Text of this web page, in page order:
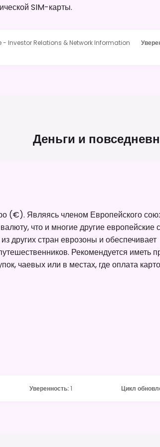
SIM-карты.
- Investor Relations & Network Information
Деньги и
(€). Являясь членом Европейского
что и многие другие европейские
других стран еврозоны и обеспечивает
Рекомендуется иметь
чаевых или в местах, где оплата
Уверенность:1 Цикл